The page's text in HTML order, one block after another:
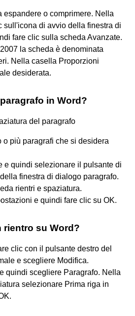
espandere o comprimere. Nella
sull'icona di avvio della finestra di
fare clic sulla scheda Avanzate.
la scheda è denominata
Nella casella Proporzioni
desiderata.
in Word?
del paragrafo
o più paragrafi che si desidera
e quindi selezionare il pulsante di
finestra di dialogo paragrafo.
rientri e spaziatura.
e quindi fare clic su OK.
rientro su Word?
clic con il pulsante destro del
e scegliere Modifica.
quindi scegliere Paragrafo. Nella
selezionare Prima riga in